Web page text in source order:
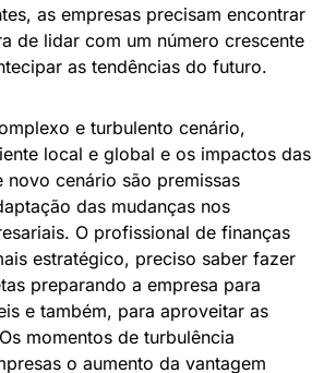
as empresas precisam encontrar
de lidar com um número crescente
as tendências do futuro.
e turbulento cenário,
local e global e os impactos das
novo cenário são premissas
das mudanças nos
O profissional de finanças
estratégico, preciso saber fazer
preparando a empresa para
e também, para aproveitar as
momentos de turbulência
o aumento da vantagem